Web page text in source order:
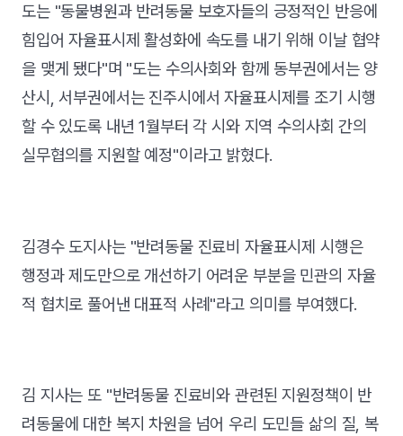
도는 "동물병원과 반려동물 보호자들의 긍정적인 반응에
힘입어 자율표시제 활성화에 속도를 내기 위해 이날 협약
을 맺게 됐다"며 "도는 수의사회와 함께 동부권에서는 양
산시, 서부권에서는 진주시에서 자율표시제를 조기 시행
할 수 있도록 내년 1월부터 각 시와 지역 수의사회 간의
실무협의를 지원할 예정"이라고 밝혔다.
김경수 도지사는 "반려동물 진료비 자율표시제 시행은
행정과 제도만으로 개선하기 어려운 부분을 민관의 자율
적 협치로 풀어낸 대표적 사례"라고 의미를 부여했다.
김 지사는 또 "반려동물 진료비와 관련된 지원정책이 반
려동물에 대한 복지 차원을 넘어 우리 도민들 삶의 질, 복